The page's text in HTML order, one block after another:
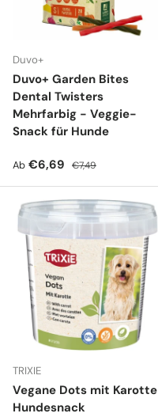
Duvo+
Duvo+ Garden Bites
Dental Twisters
Mehrfarbig - Veggie-
Snack für Hunde
Verkaufspreis
Ab €6,69 Normaler Preis
€7,49
TRIXIE
Vegane Dots mit Karotte
Hundesnack